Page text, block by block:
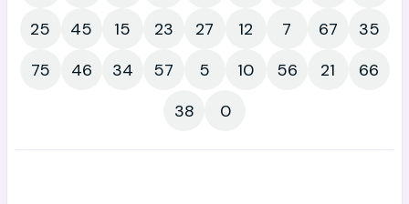
25
45 15 23 27 12 7 67
35
75
46 34 57 5 10 56 21
66
38
0